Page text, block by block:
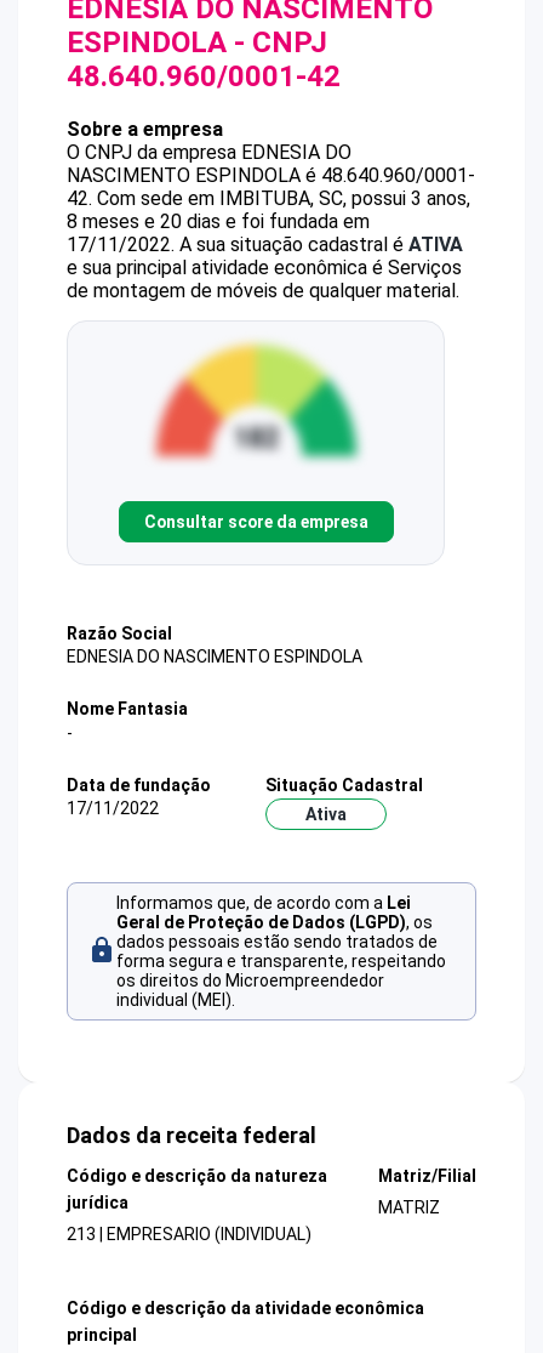
EDNESIA DO NASCIMENTO
ESPINDOLA - CNPJ
48.640.960/0001-42
Sobre a empresa
O CNPJ da empresa EDNESIA DO
NASCIMENTO ESPINDOLA é 48.640.960/0001-
42. Com sede em IMBITUBA, SC, possui 3 anos,
8 meses e 20 dias e foi fundada em
17/11/2022. A sua situação cadastral é ATIVA
e sua principal atividade econômica é Serviços
de montagem de móveis de qualquer material.
Consultar score da empresa
Razão Social
EDNESIA DO NASCIMENTO ESPINDOLA
Nome Fantasia
-
Data de fundação
17/11/2022
Situação Cadastral
Ativa
Informamos que, de acordo com a Lei
Geral de Proteção de Dados (LGPD), os
dados pessoais estão sendo tratados de
forma segura e transparente, respeitando
os direitos do Microempreendedor
individual (MEI).
Dados da receita federal
Código e descrição da natureza
jurídica
213 | EMPRESARIO (INDIVIDUAL)
Matriz/Filial
MATRIZ
Código e descrição da atividade econômica
principal